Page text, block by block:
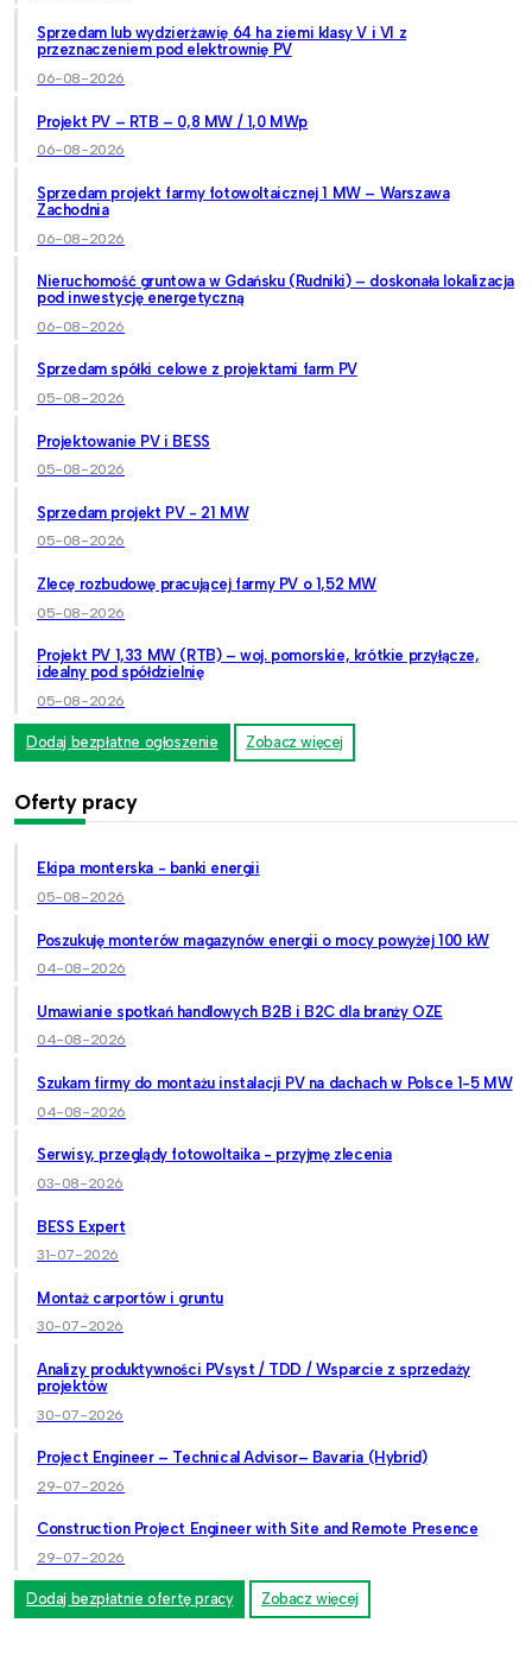
Sprzedam lub wydzierżawię 64 ha ziemi klasy V i VI z
przeznaczeniem pod elektrownię PV
06-08-2026
Projekt PV – RTB – 0,8 MW / 1,0 MWp
06-08-2026
Sprzedam projekt farmy fotowoltaicznej 1 MW – Warszawa
Zachodnia
06-08-2026
Nieruchomość gruntowa w Gdańsku (Rudniki) – doskonała lokalizacja
pod inwestycję energetyczną
06-08-2026
Sprzedam spółki celowe z projektami farm PV
05-08-2026
Projektowanie PV i BESS
05-08-2026
Sprzedam projekt PV - 21 MW
05-08-2026
Zlecę rozbudowę pracującej farmy PV o 1,52 MW
05-08-2026
Projekt PV 1,33 MW (RTB) – woj. pomorskie, krótkie przyłącze,
idealny pod spółdzielnię
05-08-2026
Dodaj bezpłatne ogłoszenie Zobacz więcej
Oferty pracy
Ekipa monterska - banki energii
05-08-2026
Poszukuję monterów magazynów energii o mocy powyżej 100 kW
04-08-2026
Umawianie spotkań handlowych B2B i B2C dla branży OZE
04-08-2026
Szukam firmy do montażu instalacji PV na dachach w Polsce 1-5 MW
04-08-2026
Serwisy, przeglądy fotowoltaika - przyjmę zlecenia
03-08-2026
BESS Expert
31-07-2026
Montaż carportów i gruntu
30-07-2026
Analizy produktywności PVsyst / TDD / Wsparcie z sprzedaży
projektów
30-07-2026
Project Engineer – Technical Advisor– Bavaria (Hybrid)
29-07-2026
Construction Project Engineer with Site and Remote Presence
29-07-2026
Dodaj bezpłatnie ofertę pracy Zobacz więcej